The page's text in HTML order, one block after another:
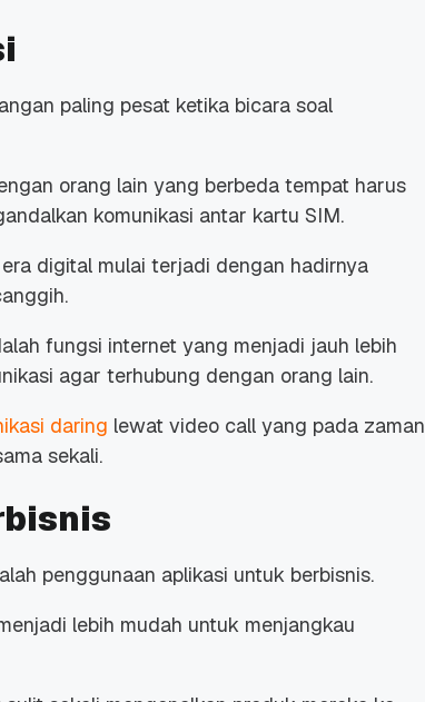
paling pesat ketika bicara soal
orang lain yang berbeda tempat harus
komunikasi antar kartu SIM.
digital mulai terjadi dengan hadirnya
fungsi internet yang menjadi jauh lebih
agar terhubung dengan orang lain.
daring lewat video call yang pada zaman
sekali.
penggunaan aplikasi untuk berbisnis.
lebih mudah untuk menjangkau